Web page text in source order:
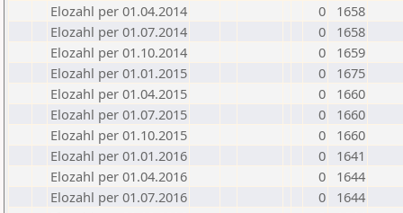
Elozahl per 01.04.2014
0
1658
Elozahl per 01.07.2014
0
1658
Elozahl per 01.10.2014
0
1659
Elozahl per 01.01.2015
0
1675
Elozahl per 01.04.2015
0
1660
Elozahl per 01.07.2015
0
1660
Elozahl per 01.10.2015
0
1660
Elozahl per 01.01.2016
0
1641
Elozahl per 01.04.2016
0
1644
Elozahl per 01.07.2016
0
1644